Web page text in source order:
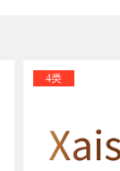
4类